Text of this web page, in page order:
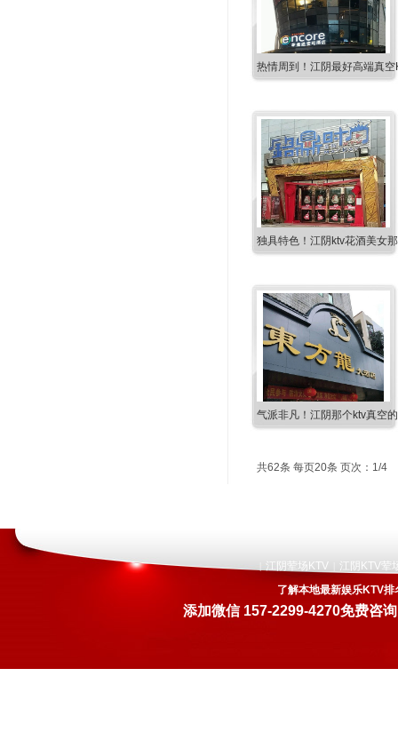
热情周到！江阴最好高端真
独具特色！江阴ktv花酒美女
气派非凡！江阴那个ktv真空
共62条 每页20条 页次：1/4
江阴荤场KTV
江阴KTV荤
了解本地最新娱乐KTV
添加微信157-2299-4270免费咨